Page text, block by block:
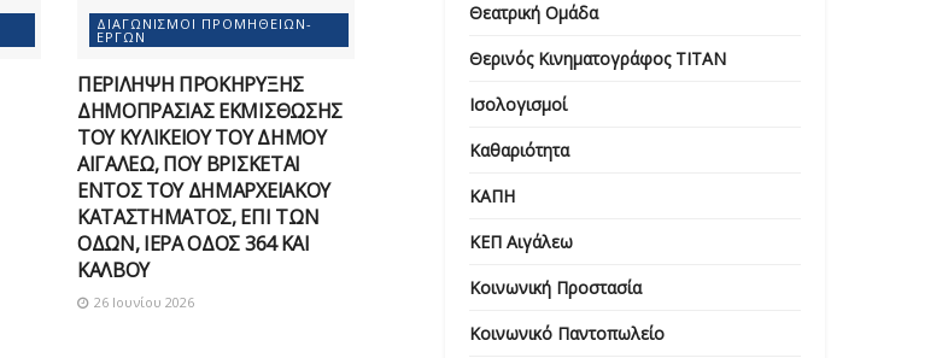
ΔΙΑΓΩΝΙΣΜΟΊ ΠΡΟΜΗΘΕΙΏΝ-
ΈΡΓΩΝ
ΠΕΡΙΛΗΨΗ ΠΡΟΚΗΡΥΞΗΣ
ΔΗΜΟΠΡΑΣΙΑΣ ΕΚΜΙΣΘΩΣΗΣ
ΤΟΥ ΚΥΛΙΚΕΙΟΥ ΤΟΥ ΔΗΜΟΥ
ΑΙΓΑΛΕΩ, ΠΟΥ ΒΡΙΣΚΕΤΑΙ
ΕΝΤΟΣ ΤΟΥ ΔΗΜΑΡΧEΙΑΚΟΥ
ΚΑΤΑΣΤΗΜΑΤΟΣ, ΕΠΙ ΤΩΝ
ΟΔΩΝ, ΙΕΡΑ ΟΔΟΣ 364 ΚΑΙ
ΚΑΛΒΟΥ
26 Ιουνίου 2026
Θεατρική Ομάδα
Θερινός Κινηματογράφος ΤΙΤΑΝ
Ισολογισμοί
Καθαριότητα
ΚΑΠΗ
ΚΕΠ Αιγάλεω
Κοινωνική Προστασία
Κοινωνικό Παντοπωλείο